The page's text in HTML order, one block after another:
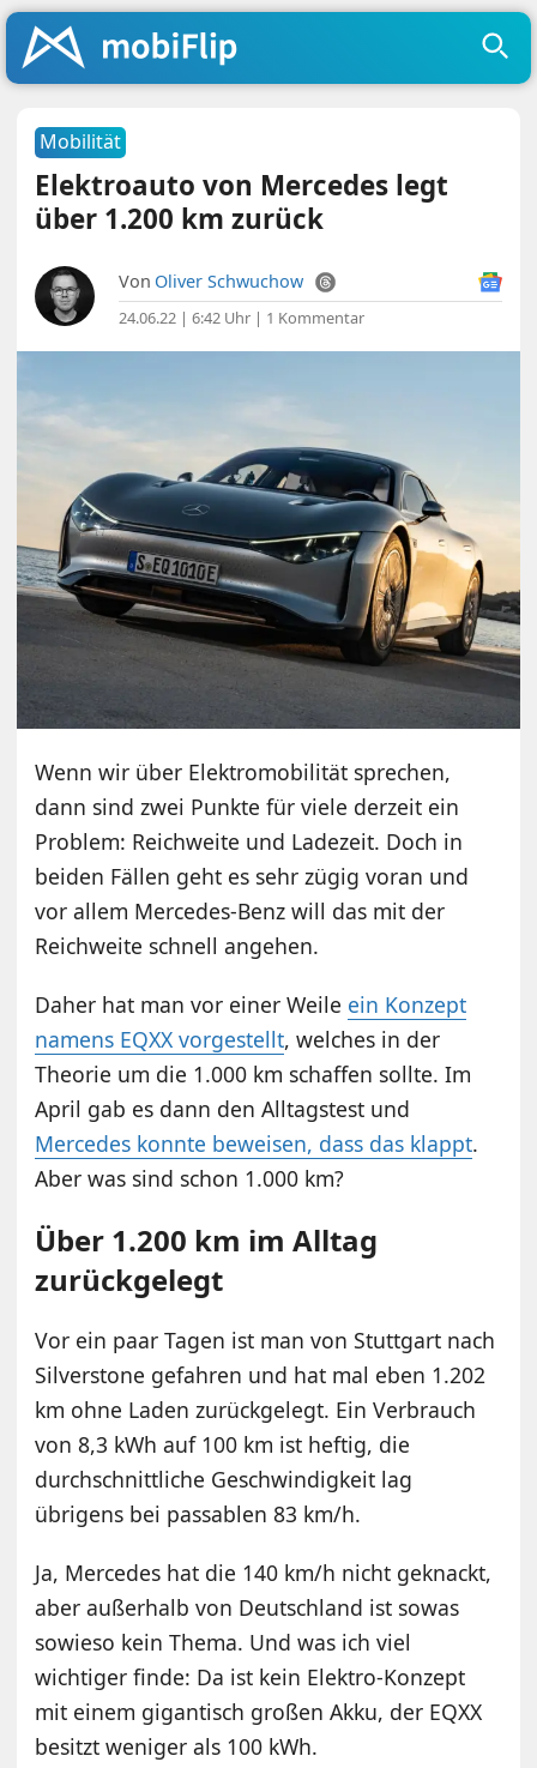
Mobilität
Elektroauto von Mercedes legt
über 1.200 km zurück
Von Oliver Schwuchow
24.06.22 | 6:42 Uhr | 1 Kommentar
Wenn wir über Elektromobilität sprechen,
dann sind zwei Punkte für viele derzeit ein
Problem: Reichweite und Ladezeit. Doch in
beiden Fällen geht es sehr zügig voran und
vor allem Mercedes-Benz will das mit der
Reichweite schnell angehen.
Daher hat man vor einer Weile ein Konzept
namens EQXX vorgestellt, welches in der
Theorie um die 1.000 km schaffen sollte. Im
April gab es dann den Alltagstest und
Mercedes konnte beweisen, dass das klappt.
Aber was sind schon 1.000 km?
Über 1.200 km im Alltag
zurückgelegt
Vor ein paar Tagen ist man von Stuttgart nach
Silverstone gefahren und hat mal eben 1.202
km ohne Laden zurückgelegt. Ein Verbrauch
von 8,3 kWh auf 100 km ist heftig, die
durchschnittliche Geschwindigkeit lag
übrigens bei passablen 83 km/h.
Ja, Mercedes hat die 140 km/h nicht geknackt,
aber außerhalb von Deutschland ist sowas
sowieso kein Thema. Und was ich viel
wichtiger finde: Da ist kein Elektro-Konzept
mit einem gigantisch großen Akku, der EQXX
besitzt weniger als 100 kWh.